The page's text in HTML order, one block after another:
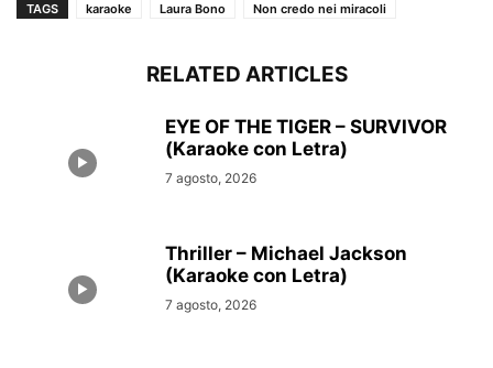
TAGS karaoke Laura Bono Non credo nei miracoli
RELATED ARTICLES
EYE OF THE TIGER – SURVIVOR
(Karaoke con Letra)
7 agosto, 2026
Thriller – Michael Jackson
(Karaoke con Letra)
7 agosto, 2026